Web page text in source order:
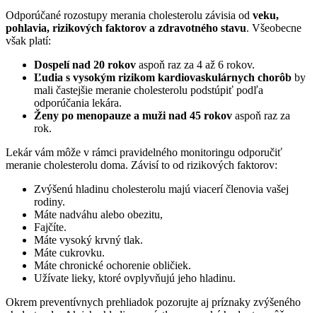
Odporúčané rozostupy merania cholesterolu závisia od veku,
pohlavia, rizikových faktorov a zdravotného stavu. Všeobecne
však platí:
Dospelí nad 20 rokov aspoň raz za 4 až 6 rokov.
Ľudia s vysokým rizikom kardiovaskulárnych chorôb by
mali častejšie meranie cholesterolu podstúpiť podľa
odporúčania lekára.
Ženy po menopauze a muži nad 45 rokov aspoň raz za
rok.
Lekár vám môže v rámci pravidelného monitoringu odporučiť
meranie cholesterolu doma. Závisí to od rizikových faktorov:
Zvýšenú hladinu cholesterolu majú viacerí členovia vašej
rodiny.
Máte nadváhu alebo obezitu,
Fajčíte.
Máte vysoký krvný tlak.
Máte cukrovku.
Máte chronické ochorenie obličiek.
Užívate lieky, ktoré ovplyvňujú jeho hladinu.
Okrem preventívnych prehliadok pozorujte aj príznaky zvýšeného